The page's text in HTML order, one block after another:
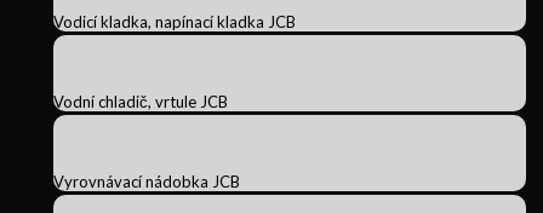
Vodicí kladka, napínací kladka JCB
Vodní chladič, vrtule JCB
Vyrovnávací nádobka JCB